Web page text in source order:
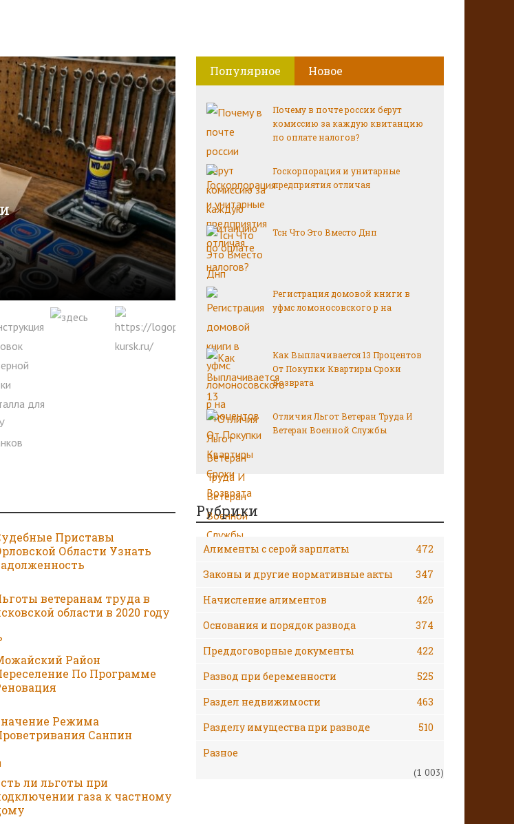
Приставы
Области Узнать
ветеранам труда в
области в 2020 году
Район
По Программе
Режима
Санпин
ли льготы при
газа к частному
Популярное Новое
Почему в почте россии берут
комиссию за каждую квитанцию
по оплате налогов?
Госкорпорация и унитарные
предприятия отличая
Тсн Что Это Вместо Днп
Регистрация домовой книги в
уфмс ломоносовского р на
Как Выплачивается 13 Процентов
От Покупки Квартиры Сроки
Возврата
Отличия Льгот Ветеран Труда И
Ветеран Военной Службы
Рубрики
Алименты с серой зарплаты
472
Законы и другие нормативные акты
347
Начисление алиментов
426
Основания и порядок развода
374
Преддоговорные документы
422
Развод при беременности
525
Раздел недвижимости
463
Разделу имущества при разводе
510
Разное
(1 003)